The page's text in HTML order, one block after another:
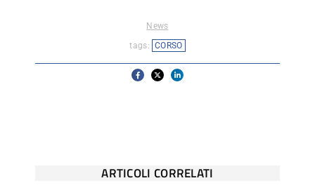
News
tags: CORSO
ARTICOLI CORRELATI